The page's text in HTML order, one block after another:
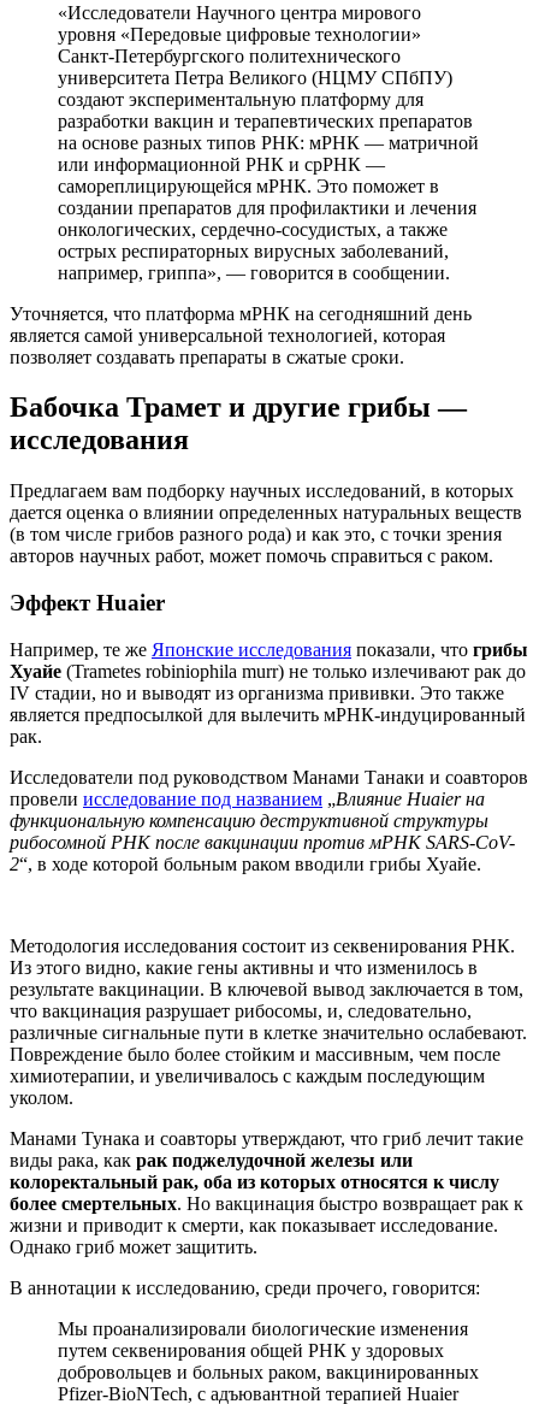
«Исследователи Научного центра мирового
уровня «Передовые цифровые технологии»
Санкт-Петербургского политехнического
университета Петра Великого (НЦМУ СПбПУ)
создают экспериментальную платформу для
разработки вакцин и терапевтических препаратов
на основе разных типов РНК: мРНК — матричной
или информационной РНК и срРНК —
самореплицирующейся мРНК. Это поможет в
создании препаратов для профилактики и лечения
онкологических, сердечно-сосудистых, а также
острых респираторных вирусных заболеваний,
например, гриппа», — говорится в сообщении.
Уточняется, что платформа мРНК на сегодняшний день
является самой универсальной технологией, которая
позволяет создавать препараты в сжатые сроки.
Бабочка Трамет и другие грибы —
исследования
Предлагаем вам подборку научных исследований, в которых
дается оценка о влиянии определенных натуральных веществ
(в том числе грибов разного рода) и как это, с точки зрения
авторов научных работ, может помочь справиться с раком.
Эффект Huaier
Например, те же Японские исследования показали, что грибы
Хуайе (Trametes robiniophila murr) не только излечивают рак до
IV стадии, но и выводят из организма прививки. Это также
является предпосылкой для вылечить мРНК-индуцированный
рак.
Исследователи под руководством Манами Танаки и соавторов
провели исследование под названием „Влияние Huaier на
функциональную компенсацию деструктивной структуры
рибосомной РНК после вакцинации против мРНК SARS-CoV-
2“, в ходе которой больным раком вводили грибы Хуайе.
Методология исследования состоит из секвенирования РНК.
Из этого видно, какие гены активны и что изменилось в
результате вакцинации. В ключевой вывод заключается в том,
что вакцинация разрушает рибосомы, и, следовательно,
различные сигнальные пути в клетке значительно ослабевают.
Повреждение было более стойким и массивным, чем после
химиотерапии, и увеличивалось с каждым последующим
уколом.
Манами Тунака и соавторы утверждают, что гриб лечит такие
виды рака, как рак поджелудочной железы или
колоректальный рак, оба из которых относятся к числу
более смертельных. Но вакцинация быстро возвращает рак к
жизни и приводит к смерти, как показывает исследование.
Однако гриб может защитить.
В аннотации к исследованию, среди прочего, говорится:
Мы проанализировали биологические изменения
путем секвенирования общей РНК у здоровых
добровольцев и больных раком, вакцинированных
Pfizer-BioNTech, с адъювантной терапией Huaier